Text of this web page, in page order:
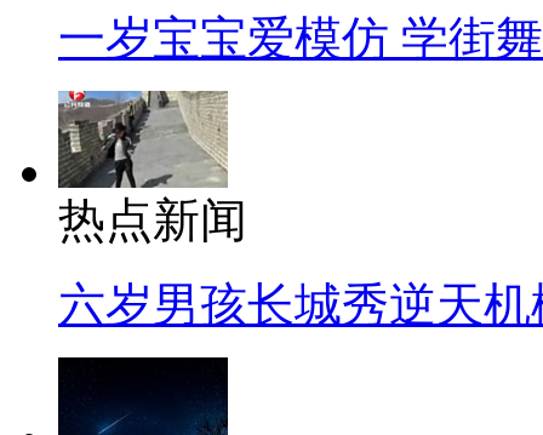
一岁宝宝爱模仿 学街
热点新闻
六岁男孩长城秀逆天机